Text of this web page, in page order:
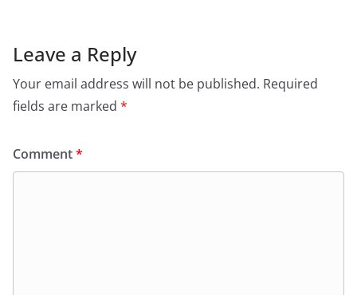
Leave a Reply
Your email address will not be published. Required
fields are marked *
Comment*